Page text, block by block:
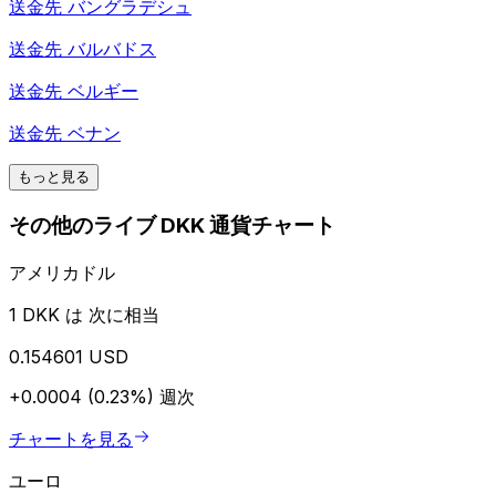
送金先 バングラデシュ
送金先 バルバドス
送金先 ベルギー
送金先 ベナン
もっと見る
その他のライブ DKK 通貨チャート
アメリカドル
1 DKK は 次に相当
0.154601 USD
+0.0004 (0.23%) 週次
チャートを見る
ユーロ